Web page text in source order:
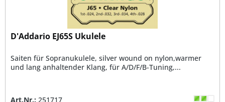
D'Addario EJ65S Ukulele
Saiten für Sopranukulele, silver wound on nylon,warmer
und lang anhaltender Klang, für A/D/F/B-Tuning,...
Art.Nr.: 251717